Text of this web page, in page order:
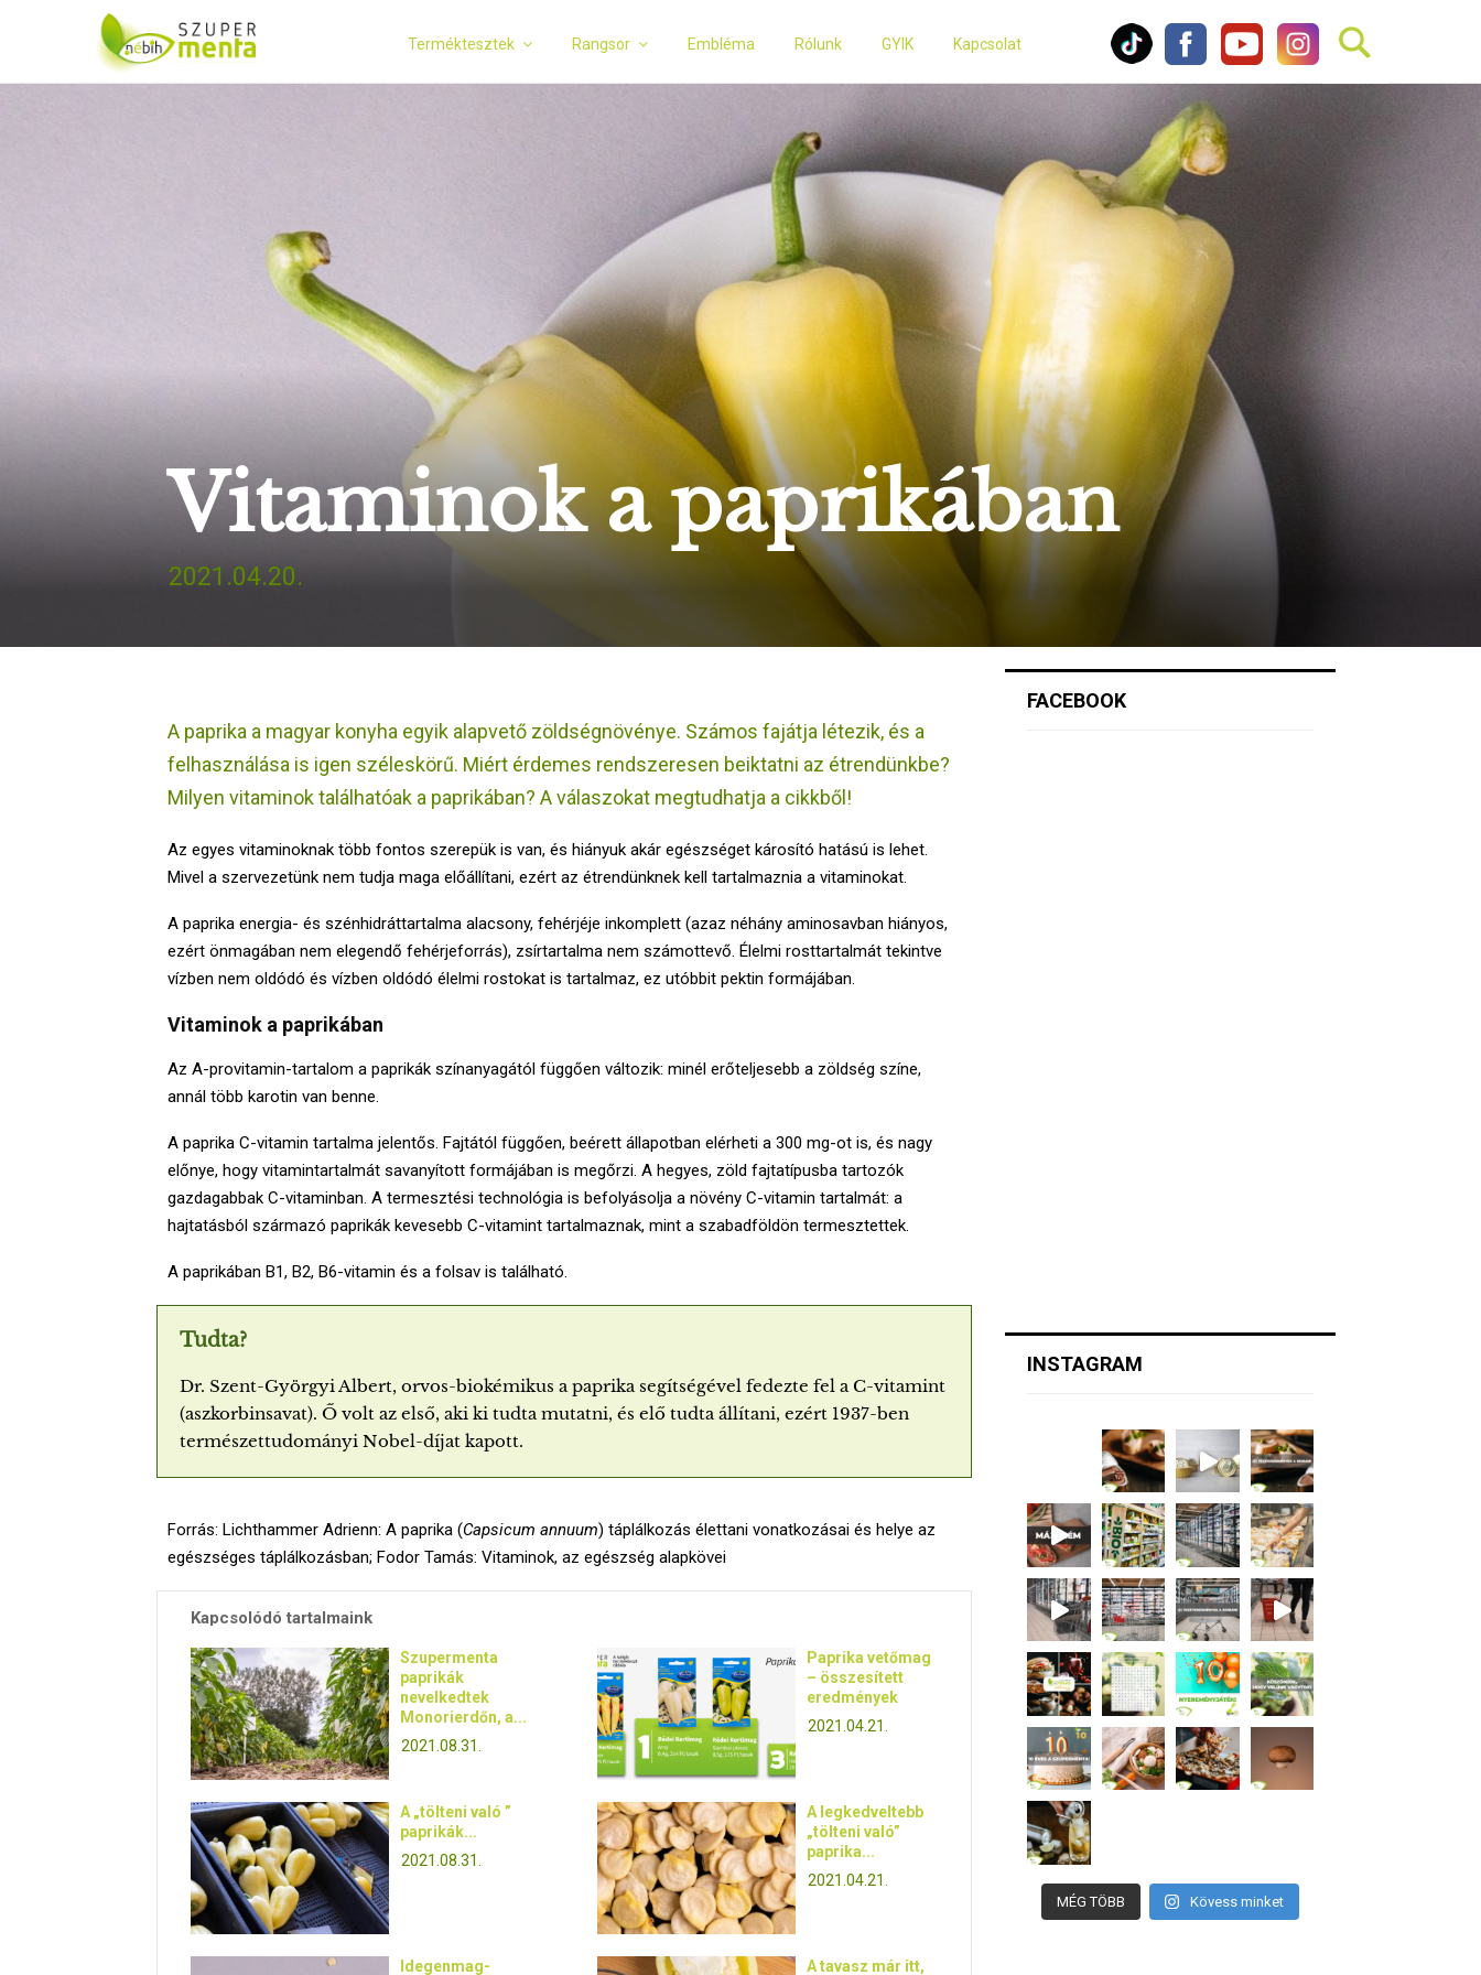
Terméktesztek Rangsor Embléma Rólunk GYIK Kapcsolat
Vitaminok a paprikában
2021.04.20.
A paprika a magyar konyha egyik alapvető zöldségnövénye. Számos fajátja létezik, és a
felhasználása is igen széleskörű. Miért érdemes rendszeresen beiktatni az étrendünkbe?
Milyen vitaminok találhatóak a paprikában? A válaszokat megtudhatja a cikkből!
Az egyes vitaminoknak több fontos szerepük is van, és hiányuk akár egészséget károsító hatású is lehet.
Mivel a szervezetünk nem tudja maga előállítani, ezért az étrendünknek kell tartalmaznia a vitaminokat.
A paprika energia- és szénhidráttartalma alacsony, fehérjéje inkomplett (azaz néhány aminosavban hiányos,
ezért önmagában nem elegendő fehérjeforrás), zsírtartalma nem számottevő. Élelmi rosttartalmát tekintve
vízben nem oldódó és vízben oldódó élelmi rostokat is tartalmaz, ez utóbbit pektin formájában.
Vitaminok a paprikában
Az A-provitamin-tartalom a paprikák színanyagától függően változik: minél erőteljesebb a zöldség színe,
annál több karotin van benne.
A paprika C-vitamin tartalma jelentős. Fajtától függően, beérett állapotban elérheti a 300 mg-ot is, és nagy
előnye, hogy vitamintartalmát savanyított formájában is megőrzi. A hegyes, zöld fajtatípusba tartozók
gazdagabbak C-vitaminban. A termesztési technológia is befolyásolja a növény C-vitamin tartalmát: a
hajtatásból származó paprikák kevesebb C-vitamint tartalmaznak, mint a szabadföldön termesztettek.
A paprikában B1, B2, B6-vitamin és a folsav is található.
Tudta?
Dr. Szent-Györgyi Albert, orvos-biokémikus a paprika segítségével fedezte fel a C-vitamint
(aszkorbinsavat). Ő volt az első, aki ki tudta mutatni, és elő tudta állítani, ezért 1937-ben
természettudományi Nobel-díjat kapott.
Forrás: Lichthammer Adrienn: A paprika (Capsicum annuum) táplálkozás élettani vonatkozásai és helye az
egészséges táplálkozásban; Fodor Tamás: Vitaminok, az egészség alapkövei
Kapcsolódó tartalmaink
Szupermenta
paprikák
nevelkedtek
Monorierdőn, a...
2021.08.31.
A „tölteni való ”
paprikák...
2021.08.31.
Idegenmag-
Paprika vetőmag
– összesített
eredmények
2021.04.21.
A legkedveltebb
„tölteni való”
paprika...
2021.04.21.
A tavasz már itt,
FACEBOOK
INSTAGRAM
MÉG TÖBB Kövess minket